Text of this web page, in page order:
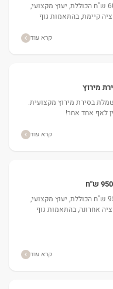
שמלת כלה עד 6000 ש"ח הכוללת, יעוץ מקצועי,
קיימת, בהתאמות גוף
קרא עוד
מירוץ
בסירת מירוץ מקצועית.
לאף אחד אחר!
קרא עוד
שמלת כלה עד 9500 ש"ח הכוללת, יעוץ מקצועי,
אחרונה, בהתאמות גוף
קרא עוד